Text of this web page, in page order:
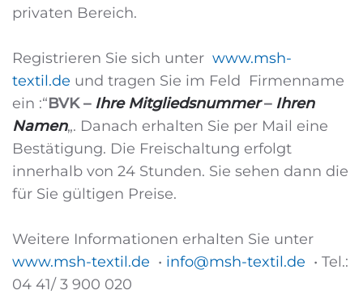
privaten Bereich.
Registrieren Sie sich unter www.msh-
textil.de und tragen Sie im Feld Firmenname
ein :“BVK – Ihre Mitgliedsnummer– Ihren
Namen„. Danach erhalten Sie per Mail eine
Bestätigung. Die Freischaltung erfolgt
innerhalb von 24 Stunden. Sie sehen dann die
für Sie gültigen Preise.
Weitere Informationen erhalten Sie unter
www.msh-textil.de • info@msh-textil.de • Tel.:
04 41/ 3 900 020